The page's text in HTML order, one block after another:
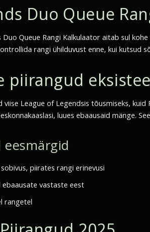
Duo Queue
Queue Rangi Kalkulaator aitab sul
rangi ühilduvust enne, kui kutsud
piirangud
League of Legendsis tõusmiseks,
luues ebaausaid mänge.
eesmärgid
piirates rangi erinevusi
vastaste eest
rangetel